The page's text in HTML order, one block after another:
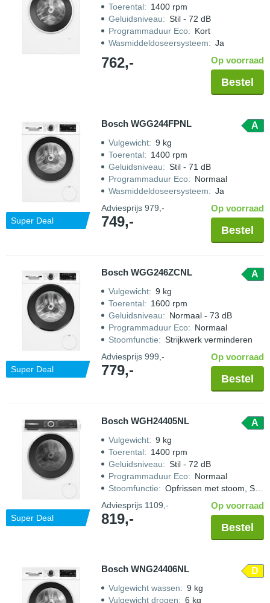
Toerental: 1400 rpm
Geluidsniveau: Stil - 72 dB
Programmaduur Eco: Kort
Wasmiddeldoseersysteem: Ja
762,- Op voorraad
Bestel
Super Deal
Bosch WGG244FPNL A
Vulgewicht: 9 kg
Toerental: 1400 rpm
Geluidsniveau: Stil - 71 dB
Programmaduur Eco: Normaal
Wasmiddeldoseersysteem: Ja
Adviesprijs 979,-
749,-
Op voorraad
Bestel
Super Deal
Bosch WGG246ZCNL A
Vulgewicht: 9 kg
Toerental: 1600 rpm
Geluidsniveau: Normaal - 73 dB
Programmaduur Eco: Normaal
Stoomfunctie: Strijkwerk verminderen
Adviesprijs 999,-
779,-
Op voorraad
Bestel
Super Deal
Bosch WGH24405NL A
Vulgewicht: 9 kg
Toerental: 1400 rpm
Geluidsniveau: Stil - 72 dB
Programmaduur Eco: Normaal
Stoomfunctie: Opfrissen met stoom, Strijkwerk verminderen
Adviesprijs 1109,-
819,-
Op voorraad
Bestel
Bosch WNG24406NL D
Vulgewicht wassen: 9 kg
Vulgewicht drogen: 6 kg